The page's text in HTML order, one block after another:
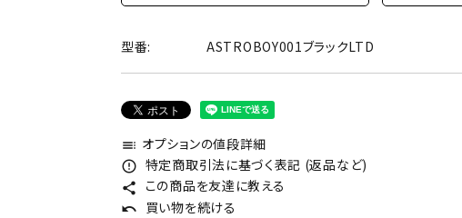
型番: ASTROBOY001ブラックLTD
toc オプションの値段詳細
error_outline 特定商取引法に基づく表記 (返品など)
share この商品を友達に教える
undo 買い物を続ける